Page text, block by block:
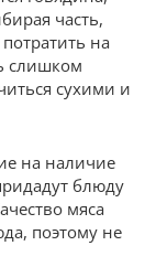
часть,
на
слишком
сухими и
на наличие
блюду
мяса
поэтому не